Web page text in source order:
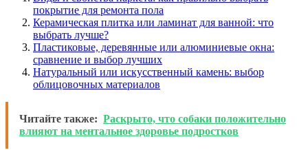
покрытие для ремонта пола
Керамическая плитка или ламинат для ванной: что
выбрать лучше?
Пластиковые, деревянные или алюминиевые окна:
сравнение и выбор лучших
Натуральный или искусственный камень: выбор
облицовочных материалов
Читайте также: Раскрыто, что собаки положительно
влияют на ментальное здоровье подростков